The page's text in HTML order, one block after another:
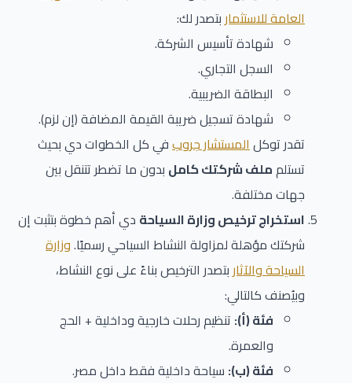
العامة للاستثماربتصدر لك:
شهادة تأسيس الشركة.
السجل التجاري.
البطاقة الضريبية.
شهادة تسجيل ضريبة القيمة المضافة (إن لزم).
تقدر توكلالمستشار جروبفي كل الخطوات دي بحيث
تستلمملف شركتك كامل بدون ما تضطر تتنقل بين
جهات مختلفة.
استخراج ترخيص وزارة السياحة دي أهم خطوة بتثبت إن
شركتك مؤهلة لمزاولة النشاط السياحي رسميًا.وزارة
السياحة والآثاربتصدر الترخيص بناءً على نوع النشاط،
وبيُصنف كالتالي:
فئة (أ): تنظيم رحلات خارجية وداخلية + الحج
والعمرة.
فئة (ب): سياحة داخلية فقط داخل مصر.